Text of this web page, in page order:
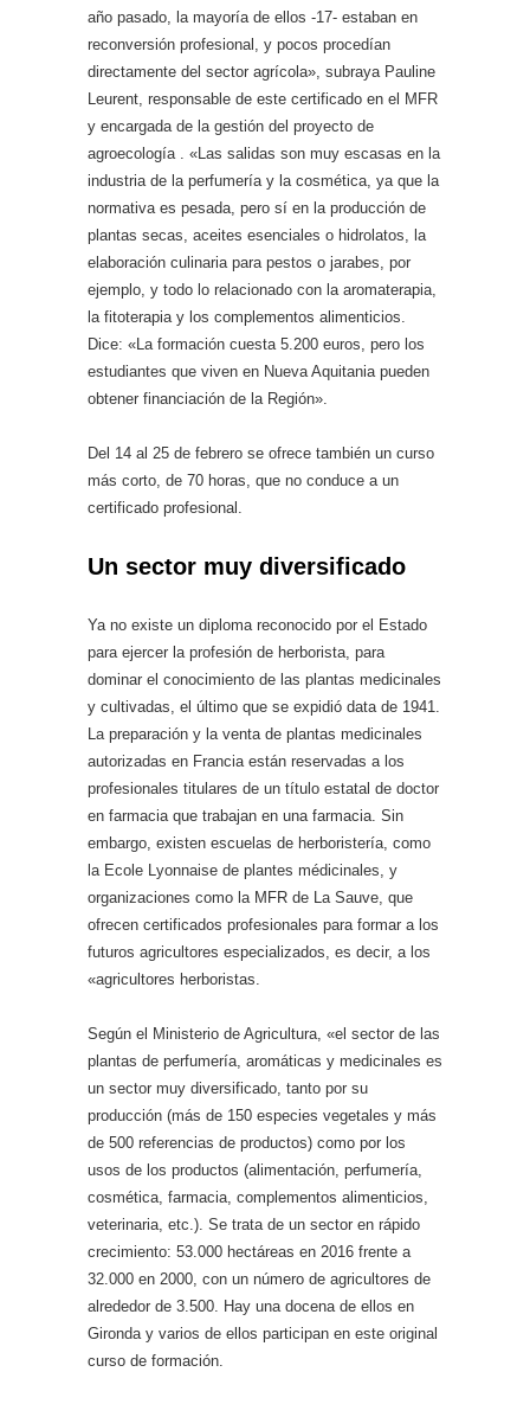
año pasado, la mayoría de ellos -17- estaban en
reconversión profesional, y pocos procedían
directamente del sector agrícola», subraya Pauline
Leurent, responsable de este certificado en el MFR
y encargada de la gestión del proyecto de
agroecología . «Las salidas son muy escasas en la
industria de la perfumería y la cosmética, ya que la
normativa es pesada, pero sí en la producción de
plantas secas, aceites esenciales o hidrolatos, la
elaboración culinaria para pestos o jarabes, por
ejemplo, y todo lo relacionado con la aromaterapia,
la fitoterapia y los complementos alimenticios.
Dice: «La formación cuesta 5.200 euros, pero los
estudiantes que viven en Nueva Aquitania pueden
obtener financiación de la Región».
Del 14 al 25 de febrero se ofrece también un curso
más corto, de 70 horas, que no conduce a un
certificado profesional.
Un sector muy diversificado
Ya no existe un diploma reconocido por el Estado
para ejercer la profesión de herborista, para
dominar el conocimiento de las plantas medicinales
y cultivadas, el último que se expidió data de 1941.
La preparación y la venta de plantas medicinales
autorizadas en Francia están reservadas a los
profesionales titulares de un título estatal de doctor
en farmacia que trabajan en una farmacia. Sin
embargo, existen escuelas de herboristería, como
la Ecole Lyonnaise de plantes médicinales, y
organizaciones como la MFR de La Sauve, que
ofrecen certificados profesionales para formar a los
futuros agricultores especializados, es decir, a los
«agricultores herboristas.
Según el Ministerio de Agricultura, «el sector de las
plantas de perfumería, aromáticas y medicinales es
un sector muy diversificado, tanto por su
producción (más de 150 especies vegetales y más
de 500 referencias de productos) como por los
usos de los productos (alimentación, perfumería,
cosmética, farmacia, complementos alimenticios,
veterinaria, etc.). Se trata de un sector en rápido
crecimiento: 53.000 hectáreas en 2016 frente a
32.000 en 2000, con un número de agricultores de
alrededor de 3.500. Hay una docena de ellos en
Gironda y varios de ellos participan en este original
curso de formación.